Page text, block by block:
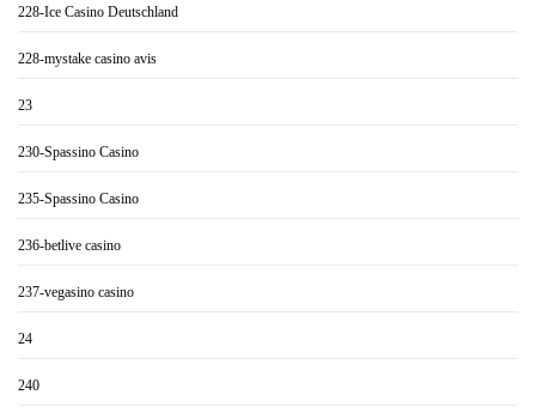
228-Ice Casino Deutschland
228-mystake casino avis
23
230-Spassino Casino
235-Spassino Casino
236-betlive casino
237-vegasino casino
24
240